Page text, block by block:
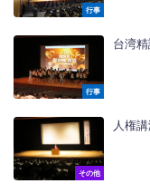
行事
行事
台湾
その他
人権